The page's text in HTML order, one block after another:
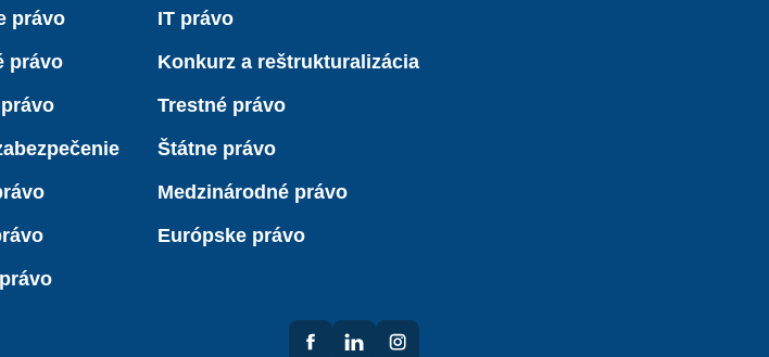
právo
právo
IT právo
Konkurz a reštrukturalizácia
Trestné právo
Štátne právo
Medzinárodné právo
Európske právo